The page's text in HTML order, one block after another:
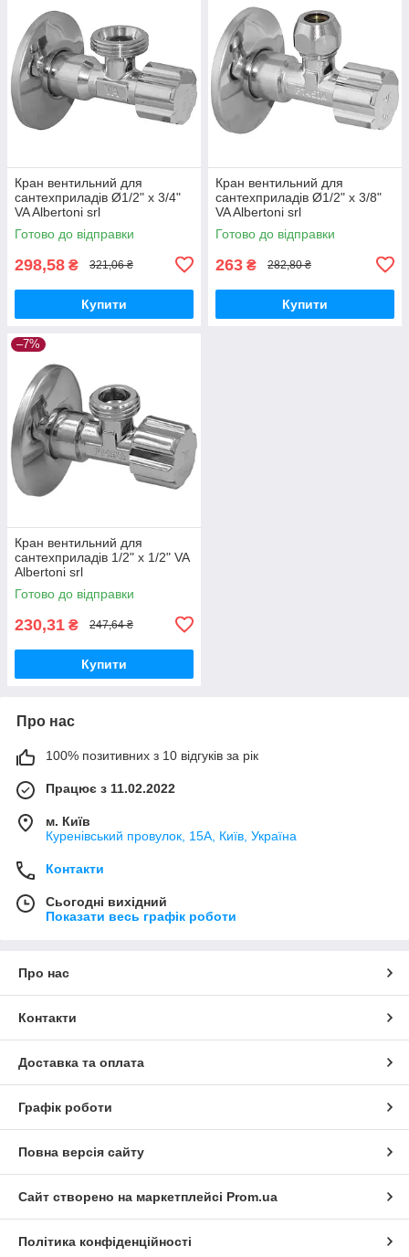
Кран вентильний для
сантехприладів Ø1/2" х 3/4"
VA Albertoni srl
Готово до відправки
298,58 ₴ 321,06 ₴
Купити
Кран вентильний для
сантехприладів Ø1/2" х 3/8"
VA Albertoni srl
Готово до відправки
263 ₴ 282,80 ₴
Купити
–7%
Кран вентильний для
сантехприладів 1/2" х 1/2" VA
Albertoni srl
Готово до відправки
230,31 ₴ 247,64 ₴
Купити
Про нас
100% позитивних з 10 відгуків за рік
Працює з 11.02.2022
м. Київ
Куренівський провулок, 15А, Київ, Україна
Контакти
Сьогодні вихідний
Показати весь графік роботи
Про нас
Контакти
Доставка та оплата
Графік роботи
Повна версія сайту
Сайт створено на маркетплейсі Prom.ua
Політика конфіденційності